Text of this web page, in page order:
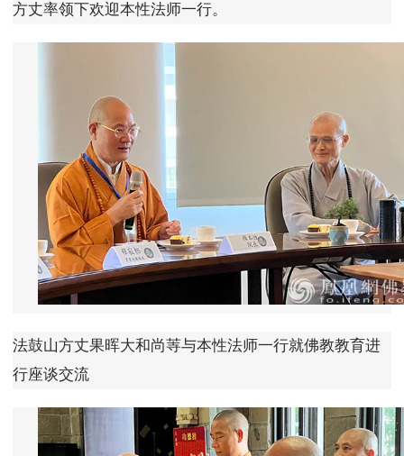
方丈率领下欢迎本性法师一行。
法鼓山方丈果晖大和尚䓁与本性法师一行就佛教教育进
行座谈交流